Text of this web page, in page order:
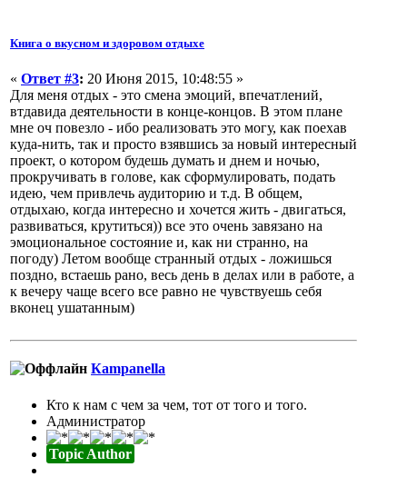
Книга о вкусном и здоровом отдыхе
« Ответ #3: 20 Июня 2015, 10:48:55 »
Для меня отдых - это смена эмоций, впечатлений,
втдавида деятельности в конце-концов. В этом плане
мне оч повезло - ибо реализовать это могу, как поехав
куда-нить, так и просто взявшись за новый интересный
проект, о котором будешь думать и днем и ночью,
прокручивать в голове, как сформулировать, подать
идею, чем привлечь аудиторию и т.д. В общем,
отдыхаю, когда интересно и хочется жить - двигаться,
развиваться, крутиться)) все это очень завязано на
эмоциональное состояние и, как ни странно, на
погоду) Летом вообще странный отдых - ложишься
поздно, встаешь рано, весь день в делах или в работе, а
к вечеру чаще всего все равно не чувствуешь себя
вконец ушатанным)
Кampanella
Кто к нам с чем за чем, тот от того и того.
Администратор
Topic Author